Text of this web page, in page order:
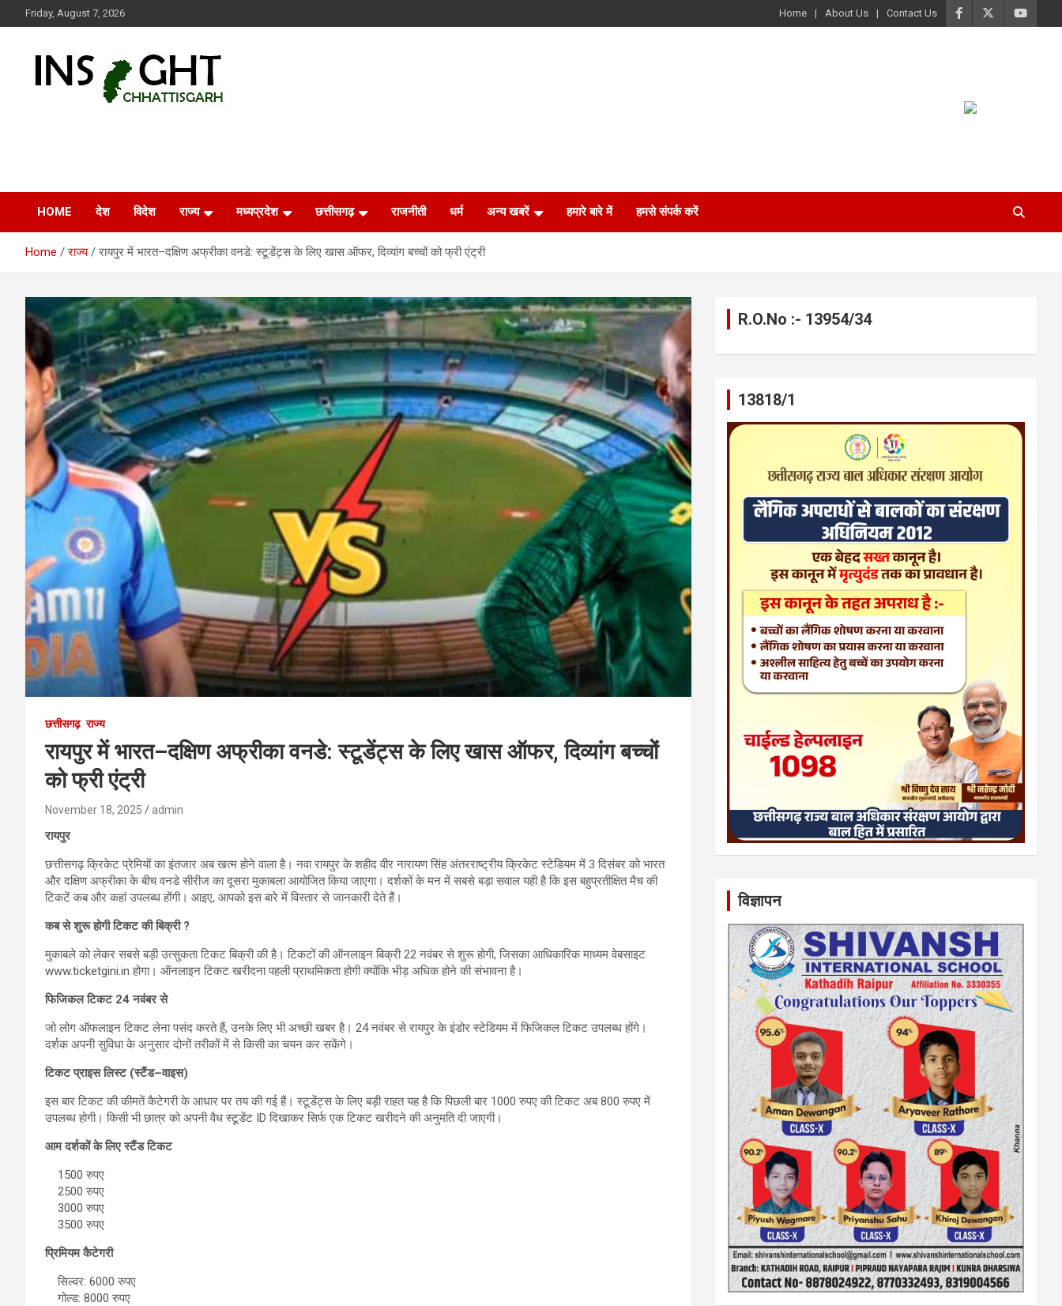
to
Friday, August 7, 2026 Home About Us Contact Us
HOME देश विदेश राज्य मध्यप्रदेश छत्तीसगढ़ राजनीती धर्म अन्य खबरें हमारे बारे में हमसे संपर्क करें
Home राज्य रायपुर में भारत–दक्षिण अफ्रीका वनडे: स्टूडेंट्स के लिए खास ऑफर, दिव्यांग बच्चों को फ्री एंट्री
छत्तीसगढ़ राज्य
रायपुर में भारत–दक्षिण अफ्रीका वनडे: स्टूडेंट्स के लिए खास ऑफर, दिव्यांग बच्चों
को फ्री एंट्री
November 18, 2025 admin
रायपुर
छत्तीसगढ़ क्रिकेट प्रेमियों का इंतजार अब खत्म होने वाला है। नवा रायपुर के शहीद वीर नारायण सिंह अंतरराष्ट्रीय क्रिकेट स्टेडियम में 3 दिसंबर को भारत
और दक्षिण अफ्रीका के बीच वनडे सीरीज का दूसरा मुकाबला आयोजित किया जाएगा। दर्शकों के मन में सबसे बड़ा सवाल यही है कि इस बहुप्रतीक्षित मैच की
टिकटें कब और कहां उपलब्ध होंगी। आइए, आपको इस बारे में विस्तार से जानकारी देते हैं।
कब से शुरू होगी टिकट की बिक्री ?
मुकाबले को लेकर सबसे बड़ी उत्सुकता टिकट बिक्री की है। टिकटों की ऑनलाइन बिक्री 22 नवंबर से शुरू होगी, जिसका आधिकारिक माध्यम वेबसाइट
www.ticketgini.in होगा। ऑनलाइन टिकट खरीदना पहली प्राथमिकता होगी क्योंकि भीड़ अधिक होने की संभावना है।
फिजिकल टिकट 24 नवंबर से
जो लोग ऑफलाइन टिकट लेना पसंद करते हैं, उनके लिए भी अच्छी खबर है। 24 नवंबर से रायपुर के इंडोर स्टेडियम में फिजिकल टिकट उपलब्ध होंगे।
दर्शक अपनी सुविधा के अनुसार दोनों तरीकों में से किसी का चयन कर सकेंगे।
टिकट प्राइस लिस्ट (स्टैंड–वाइस)
इस बार टिकट की कीमतें कैटेगरी के आधार पर तय की गई हैं। स्टूडेंट्स के लिए बड़ी राहत यह है कि पिछली बार 1000 रुपए की टिकट अब 800 रुपए में
उपलब्ध होगी। किसी भी छात्र को अपनी वैध स्टूडेंट ID दिखाकर सिर्फ एक टिकट खरीदने की अनुमति दी जाएगी।
आम दर्शकों के लिए स्टैंड टिकट
1500 रुपए
2500 रुपए
3000 रुपए
3500 रुपए
प्रिमियम कैटेगरी
सिल्वर: 6000 रुपए
गोल्ड: 8000 रुपए
R.O.No :- 13954/34
13818/1
विज्ञापन